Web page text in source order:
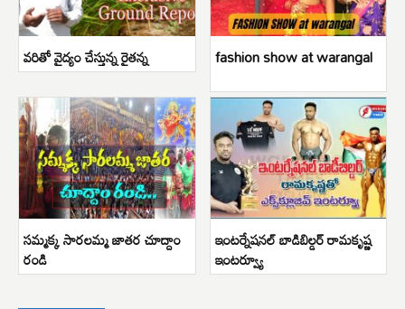
వరితో వైద్యం చేస్తున్న రైతన్న fashion show at warangal
సమ్మక్క సారలమ్మ జాతర చూద్దాం
రండి
ఇంటర్నేషనల్ బాడిబిల్డర్ రామకృష్ణ
ఇంటర్వ్యూ